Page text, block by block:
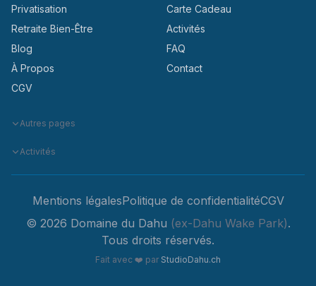
Privatisation
Carte Cadeau
Retraite Bien-Être
Activités
Blog
FAQ
À Propos
Contact
CGV
Autres pages
Activités
Mentions légalesPolitique de confidentialitéCGV
© 2026 Domaine du Dahu (ex-Dahu Wake Park).
Tous droits réservés.
Fait avec ❤️ par StudioDahu.ch